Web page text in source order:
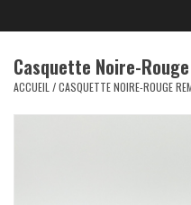
Chandails Répliques
Vêtements
Casquette Noire-
ACCUEIL /CASQUETTE NOIRE-ROUGE